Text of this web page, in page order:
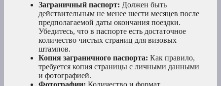
Заграничный паспорт: Должен быть
действительным не менее шести месяцев после
предполагаемой даты окончания поездки.
Убедитесь, что в паспорте есть достаточное
количество чистых страниц для визовых
штампов.
Копия заграничного паспорта: Как правило,
требуется копия страницы с личными данными
и фотографией.